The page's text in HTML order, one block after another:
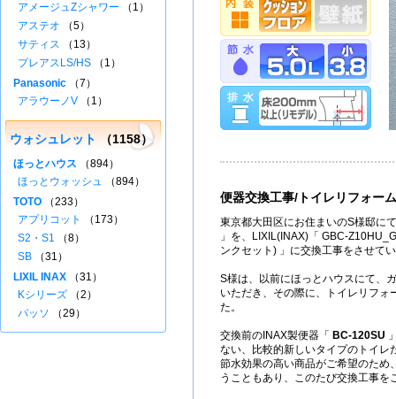
便器交換工事/トイレリフォーム
東京都大田区にお住まいのS様邸に
」を、LIXIL(INAX)「 GBC-
ンクセット) 」に交換工事をさせて
S様は、以前にほっとハウスにて、
いただき、その際に、トイレリフォ
た。
交換前のINAX製便器「 BC-120SU
ない、比較的新しいタイプのトイレ
節水効果の高い商品がご希望のため
うこともあり、このたび交換工事を
アメージュZシャワー （1）
アステオ （5）
サティス （13）
プレアスLS/HS （1）
Panasonic （7）
アラウーノV （1）
ウォシュレット （1158）
ほっとハウス （894）
ほっとウォッシュ （894）
TOTO （233）
アプリコット
（173）
S2・S1 （8）
SB （31）
LIXIL INAX （31）
Kシリーズ （2）
パッソ （29）